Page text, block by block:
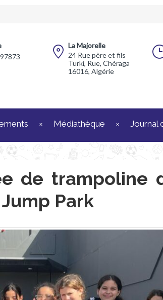
La Majorelle
24 Rue père et fils
Turki, Rue, Chéraga
16016, Algérie
Médiathèque Journal
de trampoline
Park